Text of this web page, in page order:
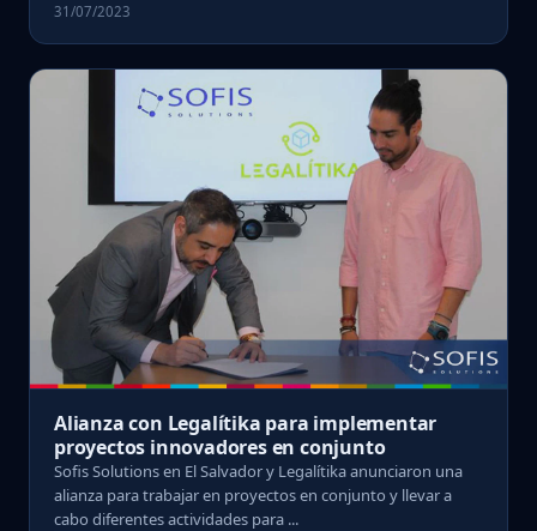
31/07/2023
Alianza con Legalítika para implementar
proyectos innovadores en conjunto
Sofis Solutions en El Salvador y Legalítika anunciaron una
alianza para trabajar en proyectos en conjunto y llevar a
cabo diferentes actividades para ...